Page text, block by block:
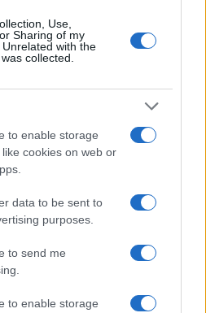
Use,
Sharing of my
with the
collected.
to enable storage
cookies on web or
data to be sent to
purposes.
to send me
to enable storage
UK